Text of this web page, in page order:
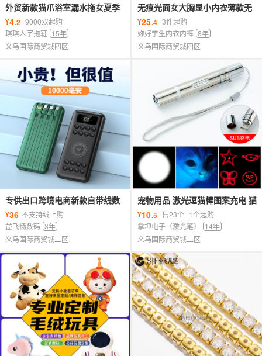
外贸新款猫爪浴室漏水拖女夏季
室内居家用洗澡镂空静音防臭凉
拖鞋
¥4.2 9000双起购
琪琪人字拖鞋 15年
义乌国际商贸城四区
无痕光面女大胸显小内衣薄款无
钢圈背心式文胸夏季全罩杯无痕
文胸
¥25.4 3件起购
妳好学生内衣内裤 8年
义乌国际商贸城四区
专供出口跨境电商新款自带线数
显吸盘式无线充充电宝10000毫
安支持代发
¥36 不支持线上购
益飞畅数码 3年
义乌国际商贸城二区
宠物用品 激光逗猫棒图案充电 猫
咪玩具带紫光照明 厂家批发
¥10.5 售23个 1个起购
掌坤电子（激光笔）
14年
义乌国际商贸城二区